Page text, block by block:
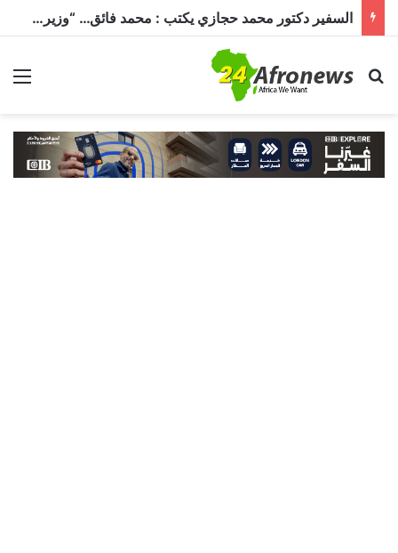
السفير دكتور محمد حجازي يكتب : محمد فائق… “وزير إفريقيا” الذي حمل رسالة القاهرة إلى القارة السمراء
بحث عن